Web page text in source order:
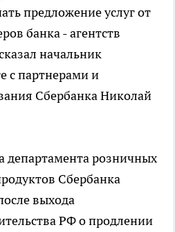
предложение услуг от
банка - агентств
начальник
с партнерами и
Сбербанка Николай
департамента розничных
Сбербанка
выхода
РФ о продлении